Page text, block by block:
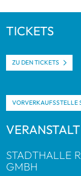
TICKETS
ZU DEN TICKETS
VOR­VER­KAUFS­STELLE
STADT­HALLE
GMBH